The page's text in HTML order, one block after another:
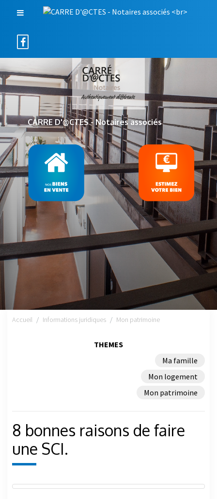
CARRE D'@CTES - Notaires associés
Accueil Informations juridiques Mon patrimoine
THEMES
Ma famille
Mon logement
Mon patrimoine
8 bonnes raisons de faire
une SCI.